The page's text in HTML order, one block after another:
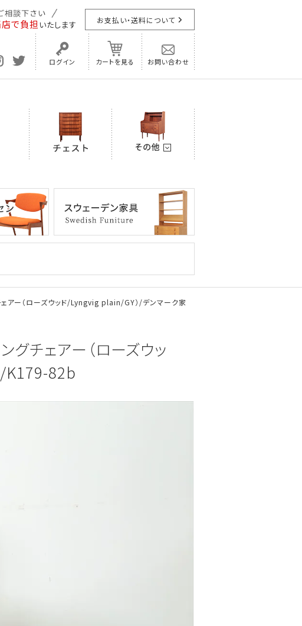
で負担 いたします お支払い・送料について
ログイン カートを見る お問い合わせ
アー（ローズウッド/Lyngvig plain/GY）/デンマーク家
チェアー（ローズウッ
K179-82b